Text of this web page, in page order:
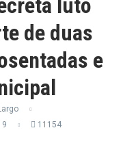
luto
de duas
e
11154